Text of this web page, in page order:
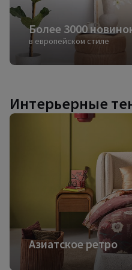
Более 3000
в европейском стиле
Интерьерные
Азиатское ретро
Азиатское